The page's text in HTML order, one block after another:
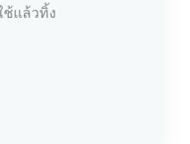
ช้แล้วทิ้ง